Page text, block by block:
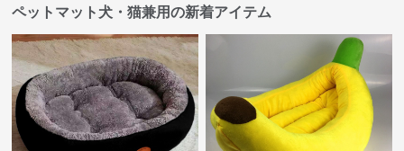
ペットマット犬・猫兼用の新着アイテム